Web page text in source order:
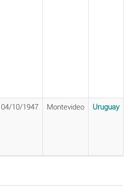
04/10/1947 Montevideo Uruguay